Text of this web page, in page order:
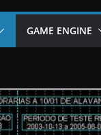
Engine em
C++…
GAME ENGINE